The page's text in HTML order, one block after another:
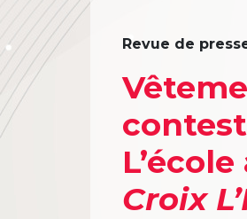
Revue de
Croix